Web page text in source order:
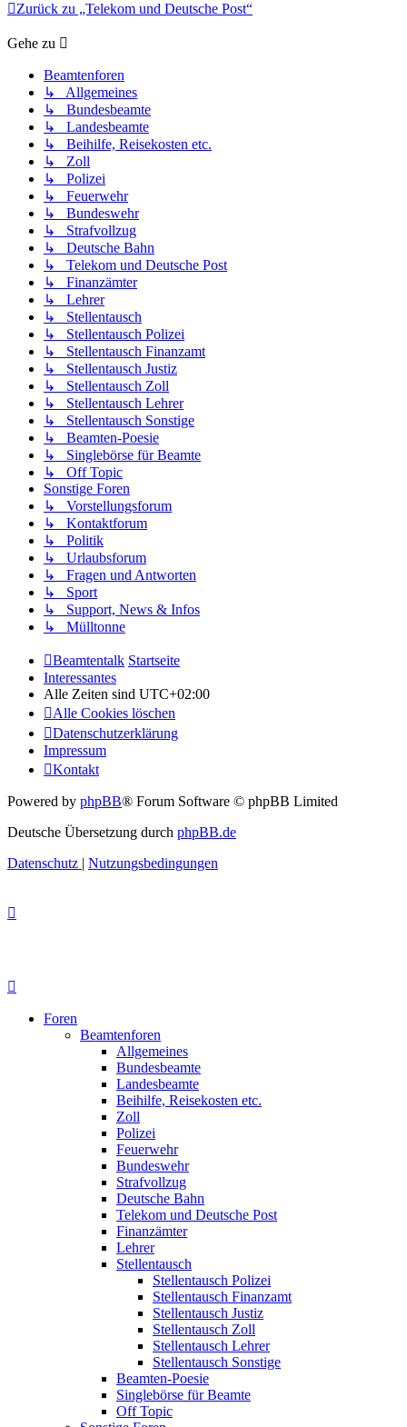
Zurück zu „Telekom und Deutsche Post“
Gehe zu
Beamtenforen
↳ Allgemeines
↳ Bundesbeamte
↳ Landesbeamte
↳ Beihilfe, Reisekosten etc.
↳ Zoll
↳ Polizei
↳ Feuerwehr
↳ Bundeswehr
↳ Strafvollzug
↳ Deutsche Bahn
↳ Telekom und Deutsche Post
↳ Finanzämter
↳ Lehrer
↳ Stellentausch
↳ Stellentausch Polizei
↳ Stellentausch Finanzamt
↳ Stellentausch Justiz
↳ Stellentausch Zoll
↳ Stellentausch Lehrer
↳ Stellentausch Sonstige
↳ Beamten-Poesie
↳ Singlebörse für Beamte
↳ Off Topic
Sonstige Foren
↳ Vorstellungsforum
↳ Kontaktforum
↳ Politik
↳ Urlaubsforum
↳ Fragen und Antworten
↳ Sport
↳ Support, News & Infos
↳ Mülltonne
Beamtentalk Startseite
Interessantes
Alle Zeiten sind UTC+02:00
Alle Cookies löschen
Datenschutzerklärung
Impressum
Kontakt
Powered by phpBB® Forum Software © phpBB Limited
Deutsche Übersetzung durch phpBB.de
Datenschutz | Nutzungsbedingungen
Foren
Beamtenforen
Allgemeines
Bundesbeamte
Landesbeamte
Beihilfe, Reisekosten etc.
Zoll
Polizei
Feuerwehr
Bundeswehr
Strafvollzug
Deutsche Bahn
Telekom und Deutsche Post
Finanzämter
Lehrer
Stellentausch
Stellentausch Polizei
Stellentausch Finanzamt
Stellentausch Justiz
Stellentausch Zoll
Stellentausch Lehrer
Stellentausch Sonstige
Beamten-Poesie
Singlebörse für Beamte
Off Topic